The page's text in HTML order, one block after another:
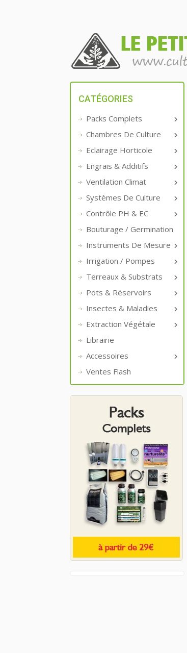
CATÉGORIES

Packs Complets

Chambres De Culture

Eclairage Horticole

Engrais & Additifs

Ventilation Climat

Systèmes De Culture

Contrôle PH & EC
Bouturage / Germination

Instruments De Mesure

Irrigation / Pompes

Terreaux & Substrats

Pots & Réservoirs

Insectes & Maladies

Extraction Végétale
Librairie

Accessoires
Ventes Flash